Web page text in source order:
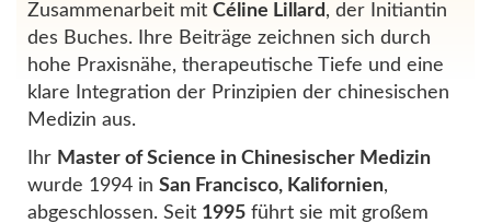
Zusammenarbeit mit Céline Lillard, der Initiantin
des Buches. Ihre Beiträge zeichnen sich durch
hohe Praxisnähe, therapeutische Tiefe und eine
klare Integration der Prinzipien der chinesischen
Medizin aus.
Ihr Master of Science in Chinesischer Medizin
wurde 1994 in San Francisco, Kalifornien,
abgeschlossen. Seit 1995 führt sie mit großem